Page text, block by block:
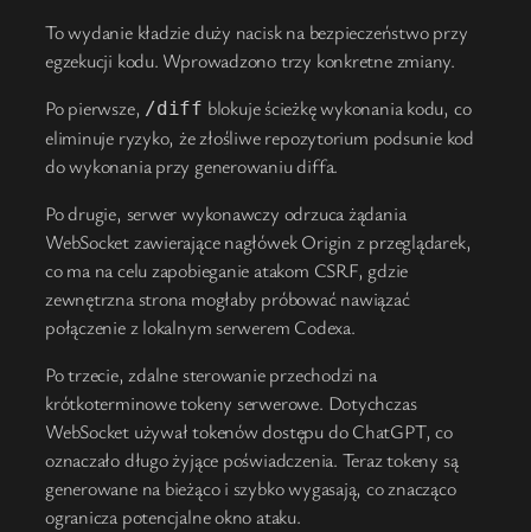
To wydanie kładzie duży nacisk na bezpieczeństwo przy
egzekucji kodu. Wprowadzono trzy konkretne zmiany.
Po pierwsze, /diff blokuje ścieżkę wykonania kodu, co
eliminuje ryzyko, że złośliwe repozytorium podsunie kod
do wykonania przy generowaniu diffa.
Po drugie, serwer wykonawczy odrzuca żądania
WebSocket zawierające nagłówek Origin z przeglądarek,
co ma na celu zapobieganie atakom CSRF, gdzie
zewnętrzna strona mogłaby próbować nawiązać
połączenie z lokalnym serwerem Codexa.
Po trzecie, zdalne sterowanie przechodzi na
krótkoterminowe tokeny serwerowe. Dotychczas
WebSocket używał tokenów dostępu do ChatGPT, co
oznaczało długo żyjące poświadczenia. Teraz tokeny są
generowane na bieżąco i szybko wygasają, co znacząco
ogranicza potencjalne okno ataku.